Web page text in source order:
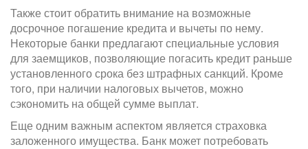
Также стоит обратить внимание на возможные
досрочное погашение кредита и вычеты по нему.
Некоторые банки предлагают специальные условия
для заемщиков, позволяющие погасить кредит раньше
установленного срока без штрафных санкций. Кроме
того, при наличии налоговых вычетов, можно
сэкономить на общей сумме выплат.
Еще одним важным аспектом является страховка
заложенного имущества. Банк может потребовать